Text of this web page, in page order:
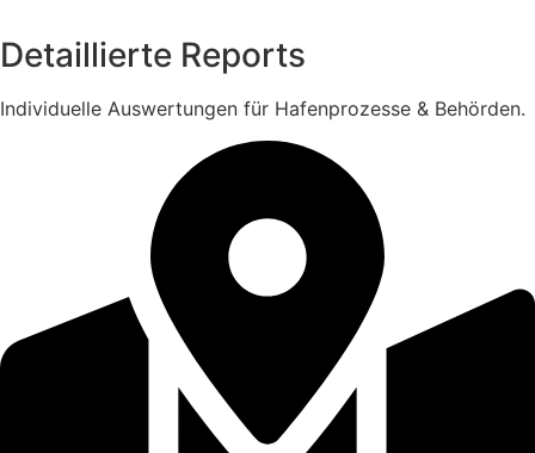
Detaillierte Reports
Individuelle Auswertungen für Hafenprozesse & Behörden.